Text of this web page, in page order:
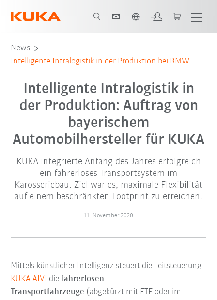
Intelligente Intralogistik
News
Intelligente Intralogistik in der Produktion bei BMW
Intelligente Intralogistik in
der Produktion: Auftrag von
bayerischem
Automobilhersteller für KUKA
KUKA integrierte Anfang des Jahres erfolgreich
ein fahrerloses Transportsystem im
Karosseriebau. Ziel war es, maximale Flexibilität
auf einem beschränkten Footprint zu erreichen.
11. November 2020
Mittels künstlicher Intelligenz steuert die Leitsteuerung
KUKA AIVI diefahrerlosen
Transportfahrzeuge (abgekürzt mit FTF oder im